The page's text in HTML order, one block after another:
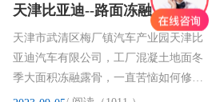
天津比亚迪--路面冻融、露骨
天津市武清区梅厂镇汽车产业园天津比
亚迪汽车有限公司，工厂混凝土地面冬
季大面积冻融露骨，一直苦恼如何修
补。企业本来是准备打掉换新